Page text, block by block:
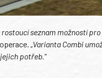
seznam možností
„Varianta Combi
potřeb.“